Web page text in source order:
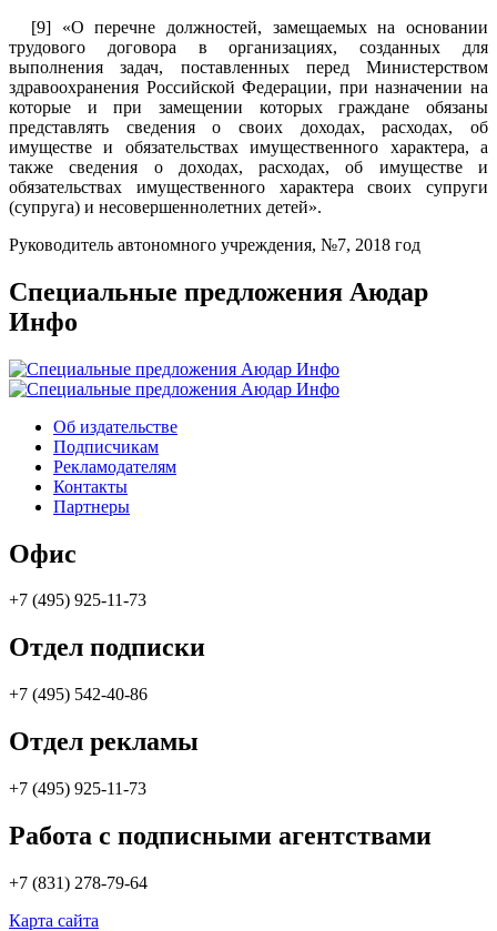
[9] «О перечне должностей, замещаемых на основании
трудового договора в организациях, созданных для
выполнения задач, поставленных перед Министерством
здравоохранения Российской Федерации, при назначении на
которые и при замещении которых граждане обязаны
представлять сведения о своих доходах, расходах, об
имуществе и обязательствах имущественного характера, а
также сведения о доходах, расходах, об имуществе и
обязательствах имущественного характера своих супруги
(супруга) и несовершеннолетних детей».
Руководитель автономного учреждения, №7, 2018 год
Специальные предложения Аюдар
Инфо
Об издательстве
Подписчикам
Рекламодателям
Контакты
Партнеры
Офис
+7 (495) 925-11-73
Отдел подписки
+7 (495) 542-40-86
Отдел рекламы
+7 (495) 925-11-73
Работа с подписными агентствами
+7 (831) 278-79-64
Карта сайта